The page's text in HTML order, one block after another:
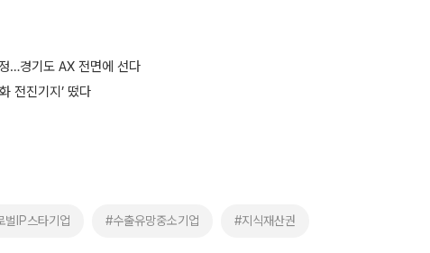
…경기도 AX 전면에 선다
전진기지’ 떴다
벌IP스타기업 #수출유망중소기업 #지식재산권